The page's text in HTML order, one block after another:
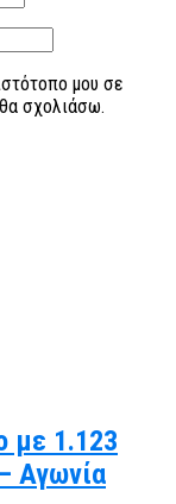
μου σε
σχολιάσω.
με 1.123
Αγωνία